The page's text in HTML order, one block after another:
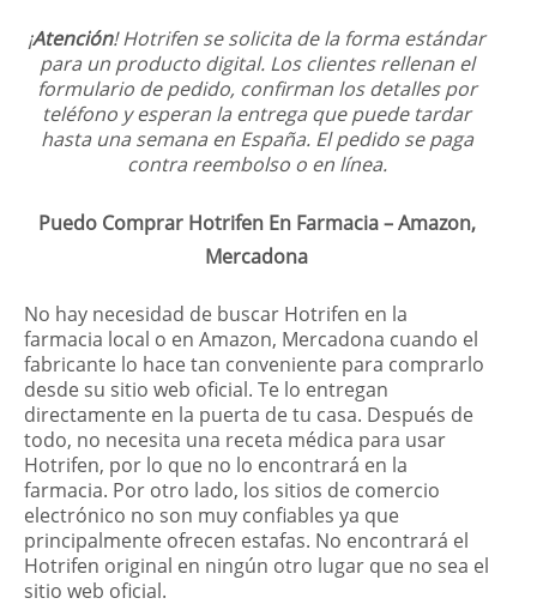
¡Atención! Hotrifen se solicita de la forma estándar
para un producto digital. Los clientes rellenan el
formulario de pedido, confirman los detalles por
teléfono y esperan la entrega que puede tardar
hasta una semana en España. El pedido se paga
contra reembolso o en línea.
Puedo Comprar Hotrifen En Farmacia – Amazon,
Mercadona
No hay necesidad de buscar Hotrifen en la
farmacia local o en Amazon, Mercadona cuando el
fabricante lo hace tan conveniente para comprarlo
desde su sitio web oficial. Te lo entregan
directamente en la puerta de tu casa. Después de
todo, no necesita una receta médica para usar
Hotrifen, por lo que no lo encontrará en la
farmacia. Por otro lado, los sitios de comercio
electrónico no son muy confiables ya que
principalmente ofrecen estafas. No encontrará el
Hotrifen original en ningún otro lugar que no sea el
sitio web oficial.